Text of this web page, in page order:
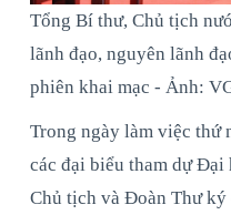
Tổng Bí thư, Chủ tịch
lãnh đạo, nguyên lãnh
phiên khai mạc - Ảnh:
Trong ngày làm việc thứ
các đại biểu tham dự
Chủ tịch và Đoàn Thư